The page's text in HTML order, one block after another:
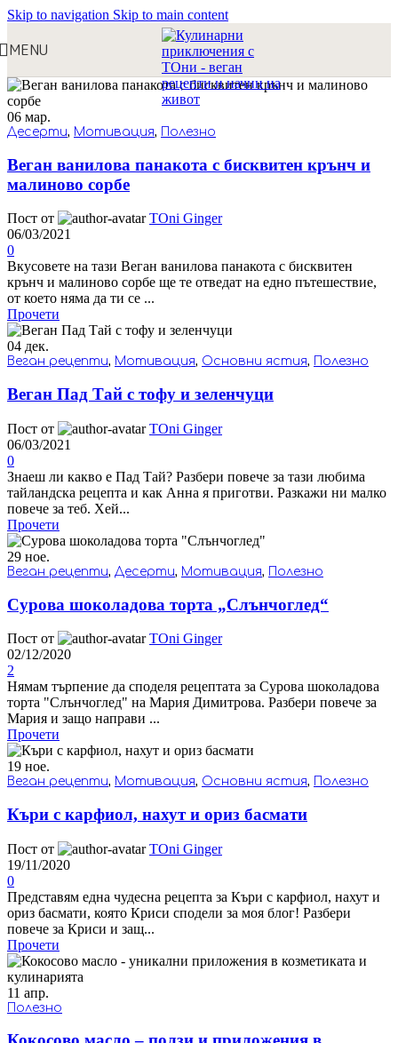
Skip to navigation Skip to main content
MENU
06 мар.
Десерти, Мотивация, Полезно
Веган ванилова панакота с бисквитен крънч и
малиново сорбе
Пост от
TOni Ginger
06/03/2021
0
Вкусовете на тази Веган ванилова панакота с бисквитен
крънч и малиново сорбе ще те отведат на едно пътешествие,
от което няма да ти се ...
Прочети
04 дек.
Веган рецепти, Мотивация, Основни ястия, Полезно
Веган Пад Тай с тофу и зеленчуци
Пост от
TOni Ginger
06/03/2021
0
Знаеш ли какво е Пад Тай? Разбери повече за тази любима
тайландска рецепта и как Анна я приготви. Разкажи ни малко
повече за теб. Хей...
Прочети
29 ное.
Веган рецепти, Десерти, Мотивация, Полезно
Сурова шоколадова торта „Слънчоглед“
Пост от
TOni Ginger
02/12/2020
2
Нямам търпение да споделя рецептата за Сурова шоколадова
торта "Слънчоглед" на Мария Димитрова. Разбери повече за
Мария и защо направи ...
Прочети
19 ное.
Веган рецепти, Мотивация, Основни ястия, Полезно
Къри с карфиол, нахут и ориз басмати
Пост от
TOni Ginger
19/11/2020
0
Представям една чудесна рецепта за Къри с карфиол, нахут и
ориз басмати, която Криси сподели за моя блог! Разбери
повече за Криси и защ...
Прочети
11 апр.
Полезно